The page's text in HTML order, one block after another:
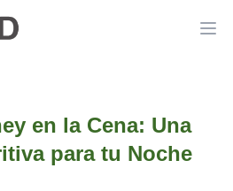
en la Cena: Una
para tu Noche